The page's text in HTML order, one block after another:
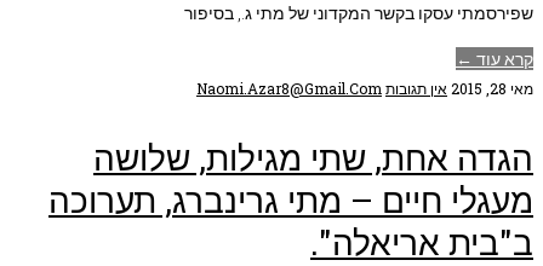
שפירסמתי עסקו בקשר המקדוני של מתי ג., בסיפור
קרא עוד ←
מאי 28, 2015 אין תגובות Naomi.azar8@gmail.com
הגדה אחת, שתי מגילות, שלושה
מעגלי חיים – מתי גרינברג, תערוכה
ב"בית אריאלה".